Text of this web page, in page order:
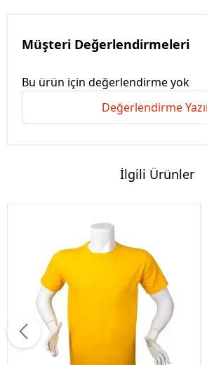
Müşteri Değerlendirmeleri
Bu ürün için değerlendirme yok
Değerlendirme
İlgili Ürünler